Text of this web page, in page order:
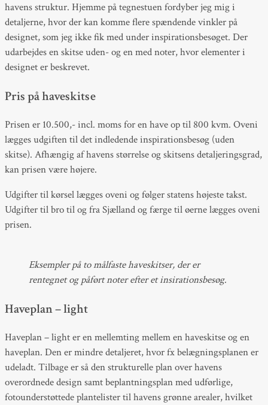
havens struktur. Hjemme på tegnestuen fordyber jeg mig i
detaljerne, hvor der kan komme flere spændende vinkler på
designet, som jeg ikke fik med under inspirationsbesøget. Der
udarbejdes en skitse uden- og en med noter, hvor elementer i
designet er beskrevet.
Pris på haveskitse
Prisen er 10.500,- incl. moms for en have op til 800 kvm. Oveni
lægges udgiften til det indledende inspirationsbesøg (uden
skitse). Afhængig af havens størrelse og skitsens detaljeringsgrad,
kan prisen være højere.
Udgifter til kørsel lægges oveni og følger statens højeste takst.
Udgifter til bro til og fra Sjælland og færge til øerne lægges oveni
prisen.
Eksempler på to målfaste haveskitser, der er
rentegnet og påført noter efter et insirationsbesøg.
Haveplan – light
Haveplan – light er en mellemting mellem en haveskitse og en
haveplan. Den er mindre detaljeret, hvor fx belægningsplanen er
udeladt. Tilbage er så den strukturelle plan over havens
overordnede design samt beplantningsplan med udførlige,
fotounderstøttede plantelister til havens grønne arealer, hvilket